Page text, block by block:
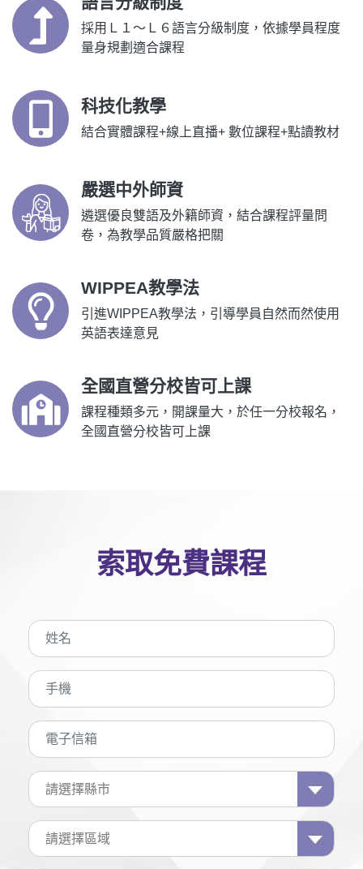
採用Ｌ１～Ｌ６語言分級制度，依據學員程度
量身規劃適合課程
科技化教學
結合實體課程+線上直播+ 數位課程+點讀教材
嚴選中外師資
遴選優良雙語及外籍師資，結合課程評量問
卷，為教學品質嚴格把關
WIPPEA教學法
引進WIPPEA教學法，引導學員自然而然使用
英語表達意見
全國直營分校皆可上課
課程種類多元，開課量大，於任一分校報名，
全國直營分校皆可上課
索取免費課程